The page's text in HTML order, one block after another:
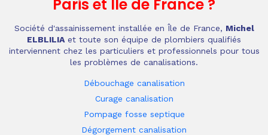
Paris et Île de France ?
Société d'assainissement installée en Île de France, Michel
ELBLILIA et toute son équipe de plombiers qualifiés
interviennent chez les particuliers et professionnels pour tous
les problèmes de canalisations.
Débouchage canalisation
Curage canalisation
Pompage fosse septique
Dégorgement canalisation